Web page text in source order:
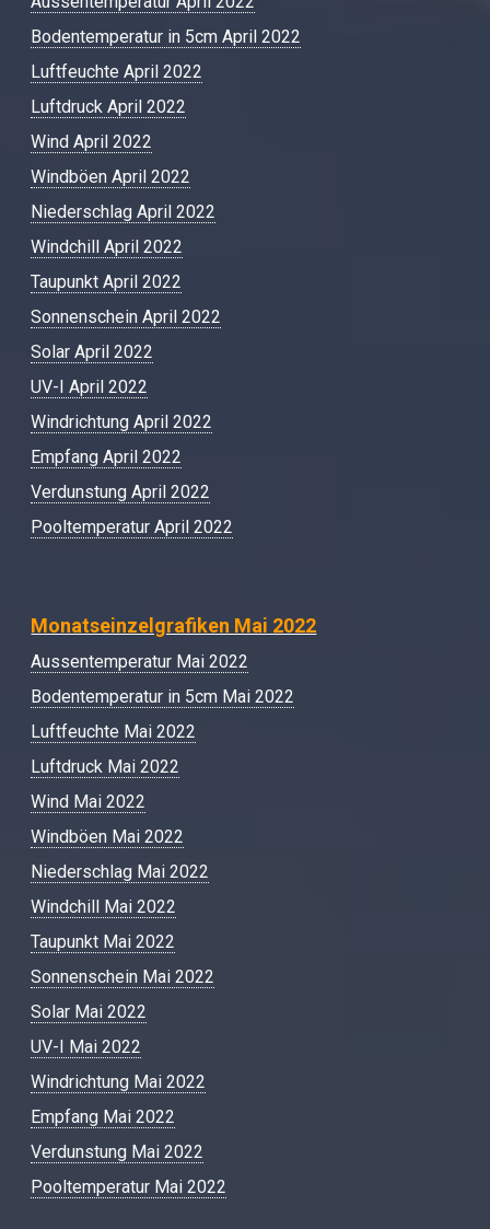
Bodentemperatur in 5cm April 2022
Luftfeuchte April 2022
Luftdruck April 2022
Wind April 2022
Windböen April 2022
Niederschlag April 2022
Windchill April 2022
Taupunkt April 2022
Sonnenschein April 2022
Solar April 2022
UV-I April 2022
Windrichtung April 2022
Empfang April 2022
Verdunstung April 2022
Pooltemperatur April 2022
Monatseinzelgrafiken Mai 2022
Aussentemperatur Mai 2022
Bodentemperatur in 5cm Mai 2022
Luftfeuchte Mai 2022
Luftdruck Mai 2022
Wind Mai 2022
Windböen Mai 2022
Niederschlag Mai 2022
Windchill Mai 2022
Taupunkt Mai 2022
Sonnenschein Mai 2022
Solar Mai 2022
UV-I Mai 2022
Windrichtung Mai 2022
Empfang Mai 2022
Verdunstung Mai 2022
Pooltemperatur Mai 2022